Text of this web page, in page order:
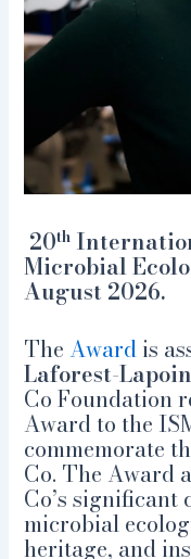
20th
Microbial
August 2026.
TheAwardis
Laforest-
Co Foundation
Award to the
commemorate
Co. The Award
Co’s
microbial
heritage, and